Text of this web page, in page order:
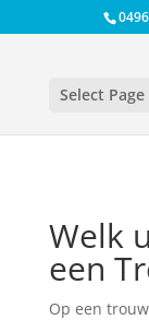
Select Page
Welk
een
Op een